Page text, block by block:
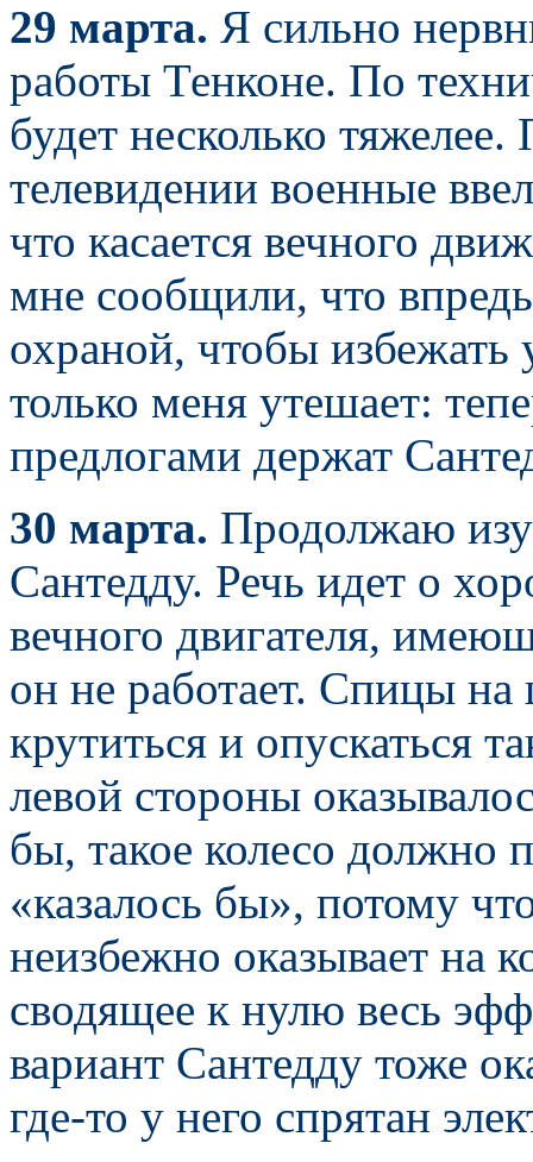
29 марта. Я сильно
работы Тенконе. По
будет несколько
телевидении военные
что касается вечного
мне сообщили, что
охраной, чтобы
только меня утешает:
предлогами держат
30 марта. Продолжаю
Сантедду. Речь идет о
вечного двигателя,
он не работает. Спицы
крутиться и опускаться
левой стороны
бы, такое колесо должно
«казалось бы», потому
неизбежно оказывает на
сводящее к нулю весь
вариант Сантедду тоже
где-то у него спрятан